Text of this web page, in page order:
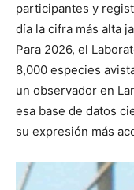
participantes y
día la cifra más alta
Para 2026, el
8,000 especies
un observador en
esa base de datos
su expresión más